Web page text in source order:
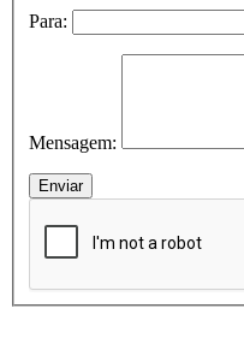
Para:
Mensagem: